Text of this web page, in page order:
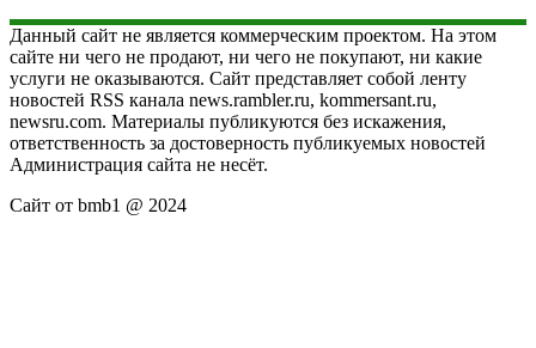
Данный сайт не является коммерческим проектом. На этом
сайте ни чего не продают, ни чего не покупают, ни какие
услуги не оказываются. Сайт представляет собой ленту
новостей RSS канала news.rambler.ru, kommersant.ru,
newsru.com. Материалы публикуются без искажения,
ответственность за достоверность публикуемых новостей
Администрация сайта не несёт.
Сайт от bmb1 @ 2024